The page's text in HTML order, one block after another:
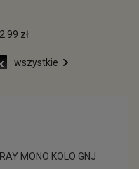
zł
wszystkie
MONO KOLO GNJ